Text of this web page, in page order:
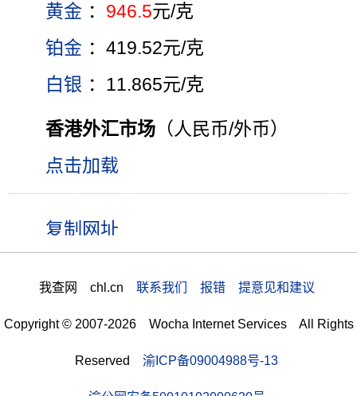
黄金 ： 946.5元/克
铂金 ：419.52元/克
白银 ：11.865元/克
香港外汇市场 （人民币/外币）
点击加载
我查网 chl.cn 联系我们 报错 提意见和建议
Copyright © 2007-2026 Wocha Internet Services All Rights
Reserved 渝ICP备09004988号-13